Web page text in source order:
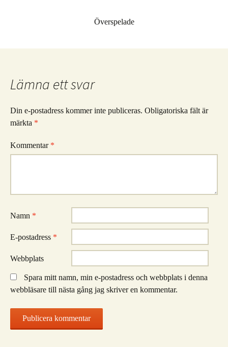
Överspelade
Lämna ett svar
Din e-postadress kommer inte publiceras. Obligatoriska fält är
märkta *
Kommentar *
Namn *
E-postadress *
Webbplats
Spara mitt namn, min e-postadress och webbplats i denna
webbläsare till nästa gång jag skriver en kommentar.